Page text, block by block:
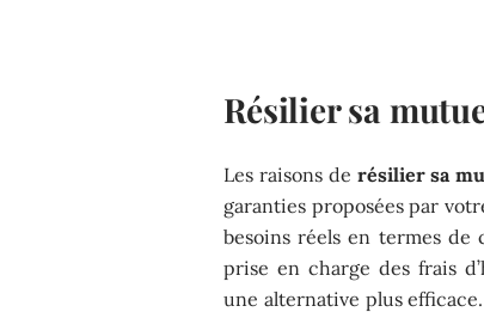
Résilier sa
Les raisons de résilier sa
garanties proposées par
besoins réels en termes
prise en charge des frais
une alternative plus efficace.